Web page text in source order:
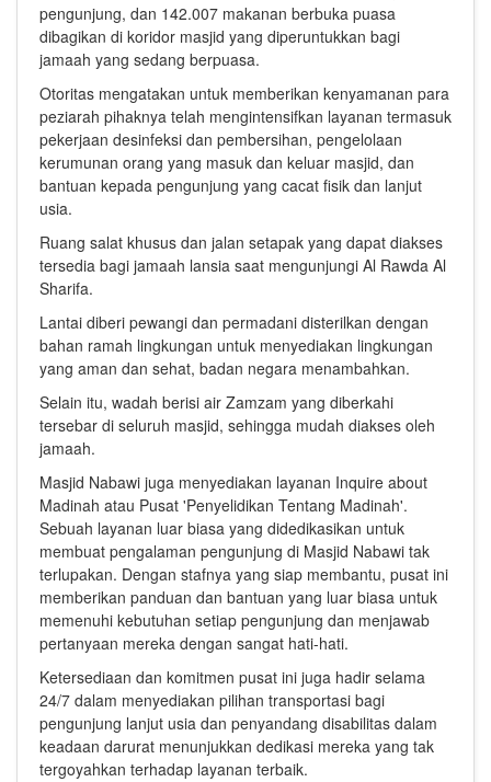
pengunjung, dan 142.007 makanan berbuka puasa
dibagikan di koridor masjid yang diperuntukkan bagi
jamaah yang sedang berpuasa.
Otoritas mengatakan untuk memberikan kenyamanan para
peziarah pihaknya telah mengintensifkan layanan termasuk
pekerjaan desinfeksi dan pembersihan, pengelolaan
kerumunan orang yang masuk dan keluar masjid, dan
bantuan kepada pengunjung yang cacat fisik dan lanjut
usia.
Ruang salat khusus dan jalan setapak yang dapat diakses
tersedia bagi jamaah lansia saat mengunjungi Al Rawda Al
Sharifa.
Lantai diberi pewangi dan permadani disterilkan dengan
bahan ramah lingkungan untuk menyediakan lingkungan
yang aman dan sehat, badan negara menambahkan.
Selain itu, wadah berisi air Zamzam yang diberkahi
tersebar di seluruh masjid, sehingga mudah diakses oleh
jamaah.
Masjid Nabawi juga menyediakan layanan Inquire about
Madinah atau Pusat 'Penyelidikan Tentang Madinah'.
Sebuah layanan luar biasa yang didedikasikan untuk
membuat pengalaman pengunjung di Masjid Nabawi tak
terlupakan. Dengan stafnya yang siap membantu, pusat ini
memberikan panduan dan bantuan yang luar biasa untuk
memenuhi kebutuhan setiap pengunjung dan menjawab
pertanyaan mereka dengan sangat hati-hati.
Ketersediaan dan komitmen pusat ini juga hadir selama
24/7 dalam menyediakan pilihan transportasi bagi
pengunjung lanjut usia dan penyandang disabilitas dalam
keadaan darurat menunjukkan dedikasi mereka yang tak
tergoyahkan terhadap layanan terbaik.